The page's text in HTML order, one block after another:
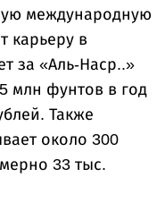
международную
карьеру в
за «Аль-Наср..»
млн фунтов в год
Также
около 300
33 тыс.